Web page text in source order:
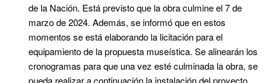
de la Nación. Está previsto que la obra culmine el 7 de
marzo de 2024. Además, se informó que en estos
momentos se está elaborando la licitación para el
equipamiento de la propuesta museística. Se alinearán los
cronogramas para que una vez esté culminada la obra, se
pueda realizar a continuación la instalación del proyecto